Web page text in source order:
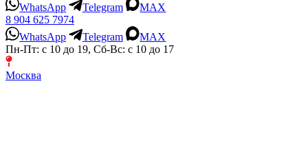
WhatsApp
Telegram
MAX
8 904 625 7974
WhatsApp
Telegram
MAX
Пн-Пт: с 10 до 19, Сб-Вс: с 10 до 17
Москва